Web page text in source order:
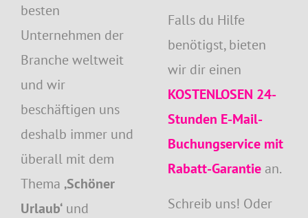
besten
Unternehmen der
Branche weltweit
und wir
beschäftigen uns
deshalb immer und
überall mit dem
Thema ‚Schöner
Urlaub‘ und
Falls du Hilfe
benötigst, bieten
wir dir einen
KOSTENLOSEN 24-
Stunden E-Mail-
Buchungservice mit
Rabatt-Garantie an.
Schreib uns! Oder